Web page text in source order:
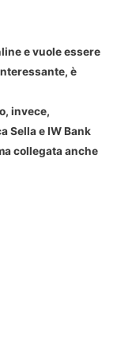
e vuole essere
è
invece,
Sella e IW Bank
collegata anche